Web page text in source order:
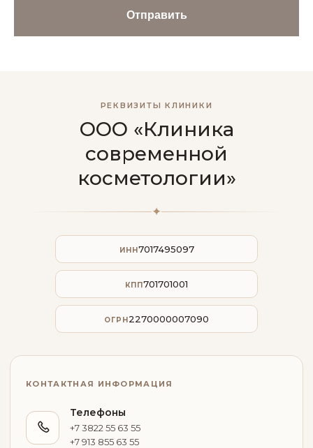
Отправить
РЕКВИЗИТЫ КЛИНИКИ
ООО «Клиника
современной
косметологии»
✦
ИНН7017495097
КПП701701001
ОГРН2270000007090
КОНТАКТНАЯ ИНФОРМАЦИЯ
Телефоны
+7 3822 55 63 55
+7 913 855 63 55